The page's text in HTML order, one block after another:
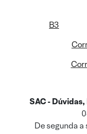
B3
SAC -
De segunda